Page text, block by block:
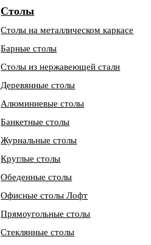
Столы
Столы на металлическом каркасе
Барные столы
Столы из нержавеющей стали
Деревянные столы
Алюминиевые столы
Банкетные столы
Журнальные столы
Круглые столы
Обеденные столы
Офисные столы Лофт
Прямоугольные столы
Стеклянные столы